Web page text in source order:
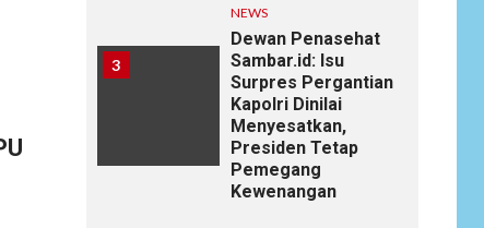
3
NEWS
Dewan Penasehat
Sambar.id: Isu
Surpres Pergantian
Kapolri Dinilai
Menyesatkan,
Presiden Tetap
Pemegang
Kewenangan